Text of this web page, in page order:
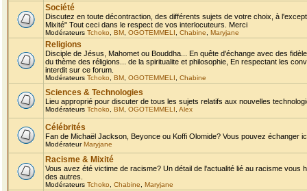
Société
Discutez en toute décontraction, des différents sujets de votre choix, à
Mixité" Tout ceci dans le respect de vos interlocuteurs. Merci
Modérateurs Tchoko BM OGOTEMMELI Chabine Maryjane
Religions
Disciple de Jésus, Mahomet ou Bouddha... En quête d'échange avec des
du thème des réligions... de la spiritualite et philosophie, En respectant les
interdit sur ce forum.
Modérateurs Tchoko BM OGOTEMMELI Chabine
Sciences & Technologies
Lieu approprié pour discuter de tous les sujets relatifs aux nouvelles
Modérateurs Tchoko BM OGOTEMMELI Alex
Célébrités
Fan de Michaël Jackson, Beyonce ou Koffi Olomide? Vous pouvez échanger
ModérateurMaryjane
Racisme & Mixité
Vous avez été victime de racisme? Un détail de l'actualité lié au racisme
des autres.
Modérateurs Tchoko Chabine Maryjane